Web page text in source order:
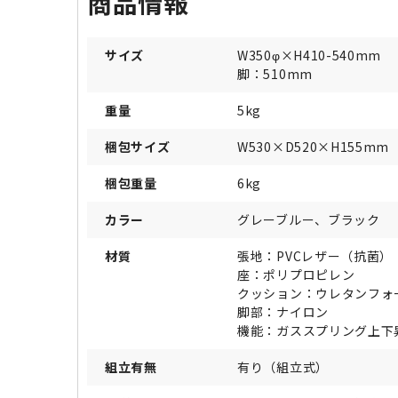
サイズ
W350φ×H410-540mm
脚：510mm
重量 5kg
梱包サイズ W530×D520×H155mm
梱包重量 6kg
カラー グレーブルー、ブラック
材質
張地：PVCレザー（抗菌）
座：ポリプロピレン
クッション：ウレタンフォ
脚部：ナイロン
機能：ガススプリング上下
組立有無 有り（組立式）